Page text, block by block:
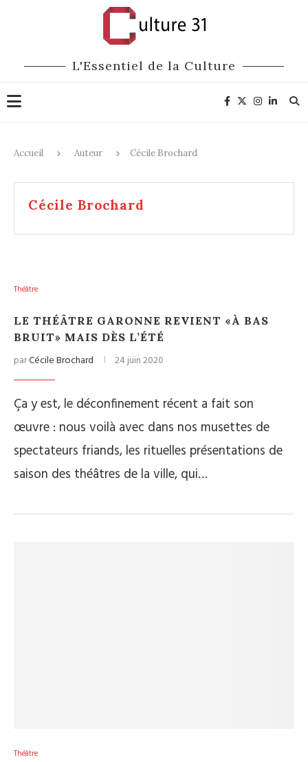
L'Essentiel de la Culture
Accueil Auteur Cécile Brochard
Cécile Brochard
Théâtre
LE THÉÂTRE GARONNE REVIENT «À BAS
BRUIT» MAIS DÈS L’ÉTÉ
parCécile Brochard 24 juin 2020
Ça y est, le déconfinement récent a fait son
œuvre : nous voilà avec dans nos musettes de
spectateurs friands, les rituelles présentations de
saison des théâtres de la ville, qui…
Théâtre